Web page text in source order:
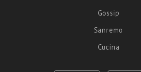
Gossip
Sanremo
Cucina